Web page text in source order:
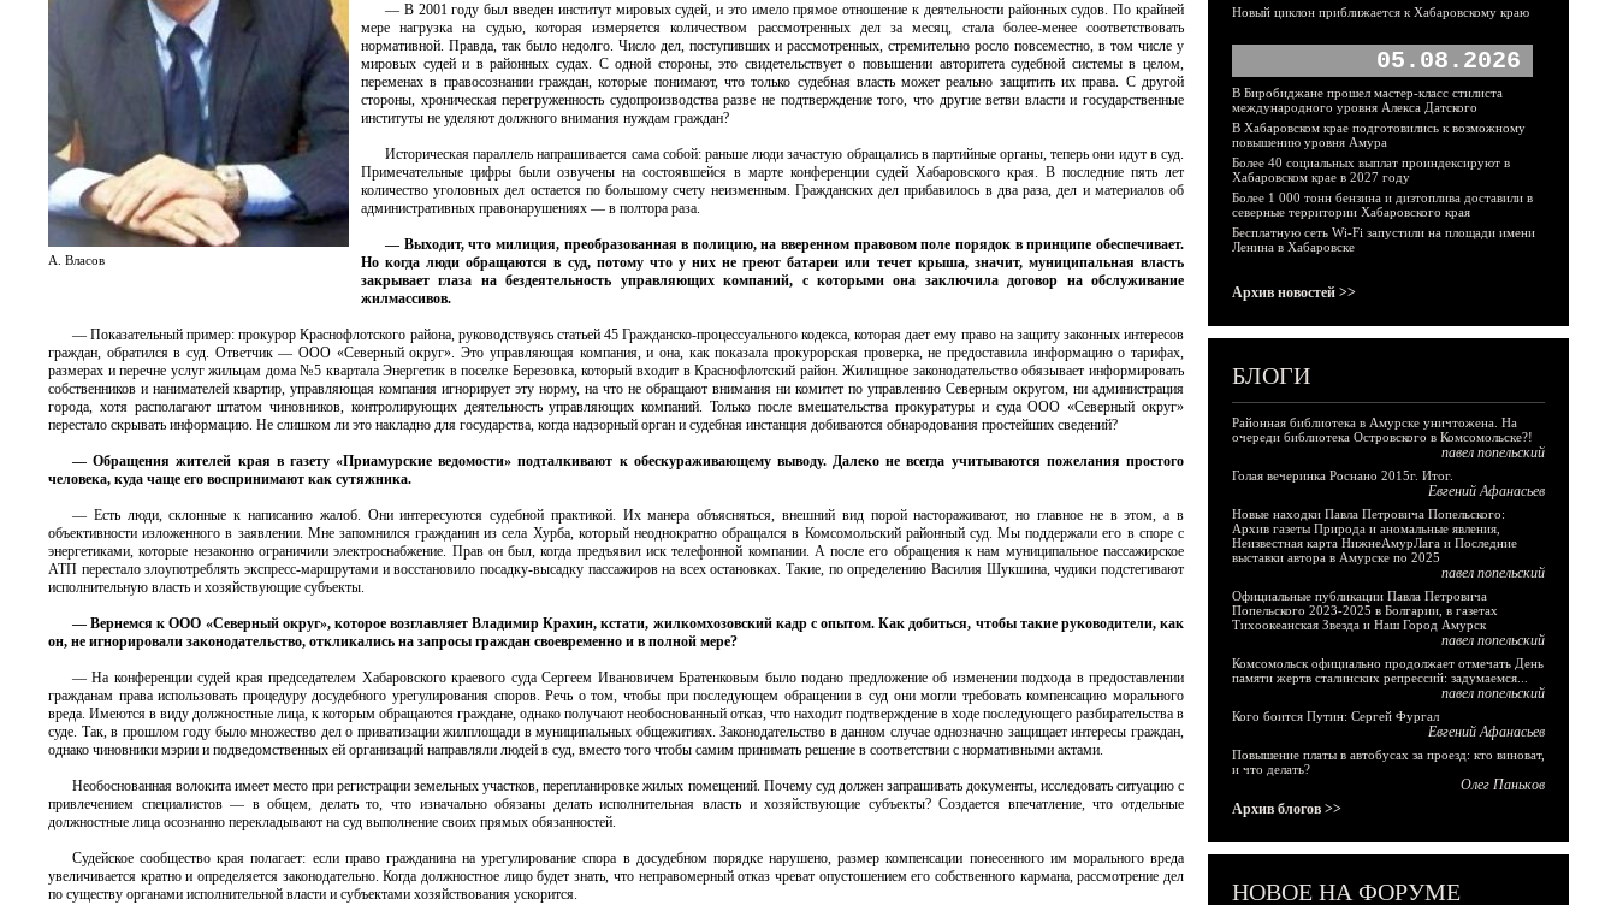
А. Власов
— В 2001 году был введен институт мировых судей, и это имело прямое отношение к деятельности районных судов. По крайней
мере нагрузка на судью, которая измеряется количеством рассмотренных дел за месяц, стала более-менее соответствовать
нормативной. Правда, так было недолго. Число дел, поступивших и рассмотренных, стремительно росло повсеместно, в том числе у
мировых судей и в районных судах. С одной стороны, это свидетельствует о повышении авторитета судебной системы в целом,
переменах в правосознании граждан, которые понимают, что только судебная власть может реально защитить их права. С другой
стороны, хроническая перегруженность судопроизводства разве не подтверждение того, что другие ветви власти и государственные
институты не уделяют должного внимания нуждам граждан?
Историческая параллель напрашивается сама собой: раньше люди зачастую обращались в партийные органы, теперь они идут в суд.
Примечательные цифры были озвучены на состоявшейся в марте конференции судей Хабаровского края. В последние пять лет
количество уголовных дел остается по большому счету неизменным. Гражданских дел прибавилось в два раза, дел и материалов об
административных правонарушениях — в полтора раза.
— Выходит, что милиция, преобразованная в полицию, на вверенном правовом поле порядок в принципе обеспечивает.
Но когда люди обращаются в суд, потому что у них не греют батареи или течет крыша, значит, муниципальная власть
закрывает глаза на бездеятельность управляющих компаний, с которыми она заключила договор на обслуживание
жилмассивов.
— Показательный пример: прокурор Краснофлотского района, руководствуясь статьей 45 Гражданско-процессуального кодекса, которая дает ему право на защиту законных интересов
граждан, обратился в суд. Ответчик — ООО «Северный округ». Это управляющая компания, и она, как показала прокурорская проверка, не предоставила информацию о тарифах,
размерах и перечне услуг жильцам дома №5 квартала Энергетик в поселке Березовка, который входит в Краснофлотский район. Жилищное законодательство обязывает информировать
собственников и нанимателей квартир, управляющая компания игнорирует эту норму, на что не обращают внимания ни комитет по управлению Северным округом, ни администрация
города, хотя располагают штатом чиновников, контролирующих деятельность управляющих компаний. Только после вмешательства прокуратуры и суда ООО «Северный округ»
перестало скрывать информацию. Не слишком ли это накладно для государства, когда надзорный орган и судебная инстанция добиваются обнародования простейших сведений?
— Обращения жителей края в газету «Приамурские ведомости» подталкивают к обескураживающему выводу. Далеко не всегда учитываются пожелания простого
человека, куда чаще его воспринимают как сутяжника.
— Есть люди, склонные к написанию жалоб. Они интересуются судебной практикой. Их манера объясняться, внешний вид порой настораживают, но главное не в этом, а в
объективности изложенного в заявлении. Мне запомнился гражданин из села Хурба, который неоднократно обращался в Комсомольский районный суд. Мы поддержали его в споре с
энергетиками, которые незаконно ограничили электроснабжение. Прав он был, когда предъявил иск телефонной компании. А после его обращения к нам муниципальное пассажирское
АТП перестало злоупотреблять экспресс-маршрутами и восстановило посадку-высадку пассажиров на всех остановках. Такие, по определению Василия Шукшина, чудики подстегивают
исполнительную власть и хозяйствующие субъекты.
— Вернемся к ООО «Северный округ», которое возглавляет Владимир Крахин, кстати, жилкомхозовский кадр с опытом. Как добиться, чтобы такие руководители, как
он, не игнорировали законодательство, откликались на запросы граждан своевременно и в полной мере?
— На конференции судей края председателем Хабаровского краевого суда Сергеем Ивановичем Братенковым было подано предложение об изменении подхода в предоставлении
гражданам права использовать процедуру досудебного урегулирования споров. Речь о том, чтобы при последующем обращении в суд они могли требовать компенсацию морального
вреда. Имеются в виду должностные лица, к которым обращаются граждане, однако получают необоснованный отказ, что находит подтверждение в ходе последующего разбирательства в
суде. Так, в прошлом году было множество дел о приватизации жилплощади в муниципальных общежитиях. Законодательство в данном случае однозначно защищает интересы граждан,
однако чиновники мэрии и подведомственных ей организаций направляли людей в суд, вместо того чтобы самим принимать решение в соответствии с нормативными актами.
Необоснованная волокита имеет место при регистрации земельных участков, перепланировке жилых помещений. Почему суд должен запрашивать документы, исследовать ситуацию с
привлечением специалистов — в общем, делать то, что изначально обязаны делать исполнительная власть и хозяйствующие субъекты? Создается впечатление, что отдельные
должностные лица осознанно перекладывают на суд выполнение своих прямых обязанностей.
Судейское сообщество края полагает: если право гражданина на урегулирование спора в досудебном порядке нарушено, размер компенсации понесенного им морального вреда
увеличивается кратно и определяется законодательно. Когда должностное лицо будет знать, что неправомерный отказ чреват опустошением его собственного кармана, рассмотрение дел
по существу органами исполнительной власти и субъектами хозяйствования ускорится.
Новый циклон приближается к Хабаровскому краю
05.08.2026
В Биробиджане прошел мастер-класс стилиста
международного уровня Алекса Датского
В Хабаровском крае подготовились к возможному
повышению уровня Амура
Более 40 социальных выплат проиндексируют в
Хабаровском крае в 2027 году
Более 1 000 тонн бензина и дизтоплива доставили в
северные территории Хабаровского края
Бесплатную сеть Wi-Fi запустили на площади имени
Ленина в Хабаровске
Архив новостей >>
БЛОГИ
Районная библиотека в Амурске уничтожена. На
очереди библиотека Островского в Комсомольске?!
павел попельский
Голая вечеринка Роснано 2015г. Итог.
Евгений Афанасьев
Новые находки Павла Петровича Попельского:
Архив газеты Природа и аномальные явления,
Неизвестная карта НижнеАмурЛага и Последние
выставки автора в Амурске по 2025
павел попельский
Официальные публикации Павла Петровича
Попельского 2023-2025 в Болгарии, в газетах
Тихоокеанская Звезда и Наш Город Амурск
павел попельский
Комсомольск официально продолжает отмечать День
памяти жертв сталинских репрессий: задумаемся...
павел попельский
Кого боится Путин: Сергей Фургал
Евгений Афанасьев
Повышение платы в автобусах за проезд: кто виноват,
и что делать?
Олег Паньков
Архив блогов >>
НОВОЕ НА ФОРУМЕ